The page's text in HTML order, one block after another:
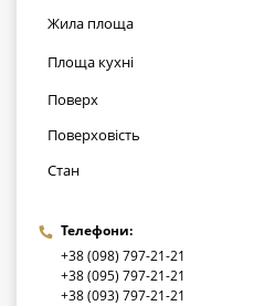
Жила площа
Площа кухні
Поверх
Поверховість
Стан
Телефони:
+38 (098) 797-21-21
+38 (095) 797-21-21
+38 (093) 797-21-21